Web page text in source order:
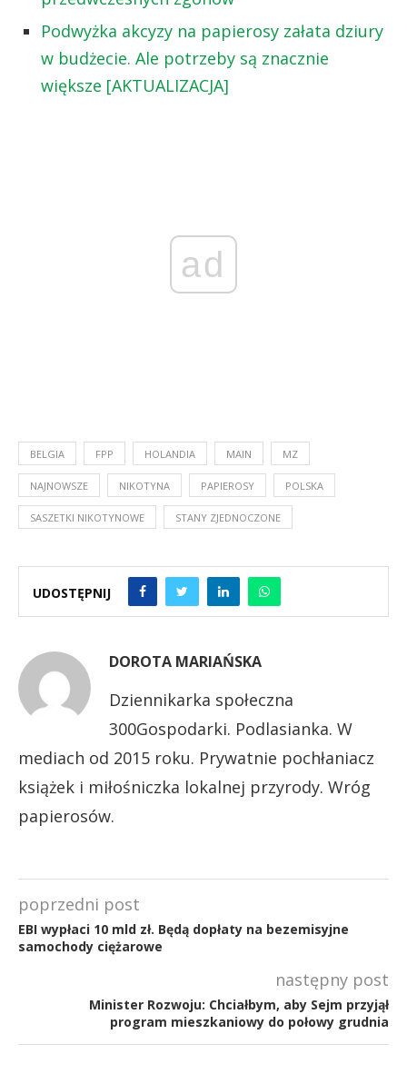
Podwyżka akcyzy na papierosy załata dziury
w budżecie. Ale potrzeby są znacznie
większe [AKTUALIZACJA]
ad
BELGIA FPP HOLANDIA MAIN MZ
NAJNOWSZE NIKOTYNA PAPIEROSY POLSKA
SASZETKI NIKOTYNOWE STANY ZJEDNOCZONE
UDOSTĘPNIJ
DOROTA MARIAŃSKA
Dziennikarka społeczna
300Gospodarki. Podlasianka. W
mediach od 2015 roku. Prywatnie pochłaniacz
książek i miłośniczka lokalnej przyrody. Wróg
papierosów.
poprzedni post
EBI wypłaci 10 mld zł. Będą dopłaty na bezemisyjne
samochody ciężarowe
następny post
Minister Rozwoju: Chciałbym, aby Sejm przyjął
program mieszkaniowy do połowy grudnia